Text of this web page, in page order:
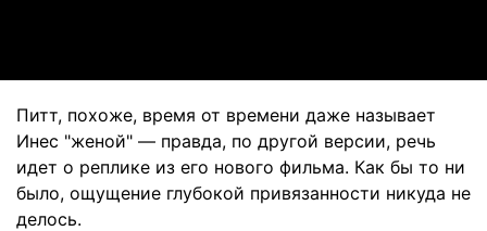
Питт, похоже, время от времени даже называет
Инес "женой" — правда, по другой версии, речь
идет о реплике из его нового фильма. Как бы то ни
было, ощущение глубокой привязанности никуда не
делось.